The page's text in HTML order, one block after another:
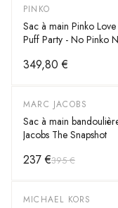
PINKO
Sac à main Pinko
Puff Party - No Pinko
349,80 €
-40%
MARC JACOBS
Sac à main
Jacobs The Snapshot
237 €395 €
-60%
MICHAEL KORS